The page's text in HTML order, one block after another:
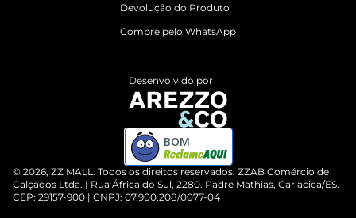
Devolução do Produto
Compre pelo WhatsApp
© 2026, ZZ MALL. Todos os direitos reservados. ZZAB Comércio de
Calçados Ltda. | Rua África do Sul, 2280. Padre Mathias, Cariacica/ES.
CEP: 29157-900 | CNPJ: 07.900.208/0077-04
Desenvolvido por
BOM